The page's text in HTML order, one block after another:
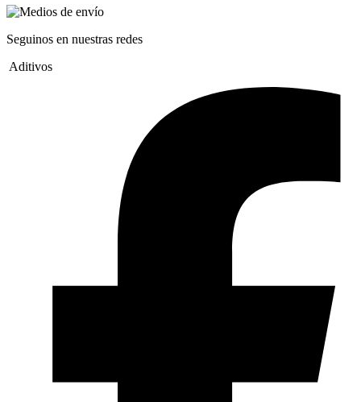
Seguinos en nuestras redes
Aditivos